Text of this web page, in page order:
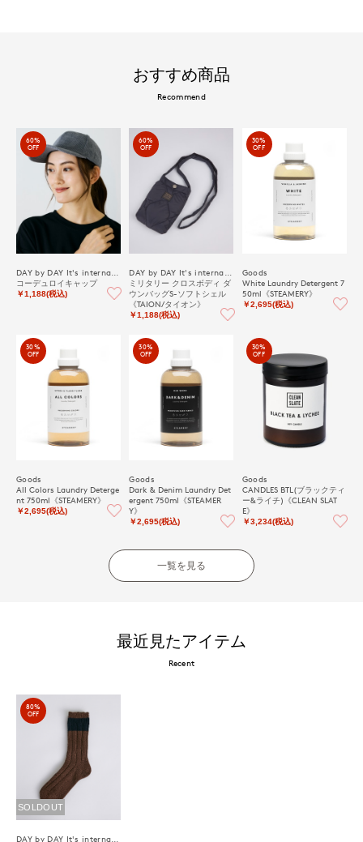
おすすめ商品
Recommend
60%
OFF
コーデュロイキャップ
￥1,188(税込)
60%
OFF
ミリタリー クロスボディ ダ
ウンバッグS-ソフトシェル
《TAION/タイオン》
￥1,188(税込)
30%
OFF
Goods
White Laundry Detergent 7
50ml《STEAMERY》
￥2,695(税込)
30%
OFF
Goods
All Colors Laundry Deterge
nt 750ml《STEAMERY》
￥2,695(税込)
30%
OFF
Goods
Dark & Denim Laundry Det
ergent 750ml《STEAMER
Y》
￥2,695(税込)
30%
OFF
Goods
CANDLES BTL(ブラックティ
ー&ライチ)《CLEAN SLAT
E》
￥3,234(税込)
一覧を見る
最近見たアイテム
Recent
80%
OFF
SOLDOUT